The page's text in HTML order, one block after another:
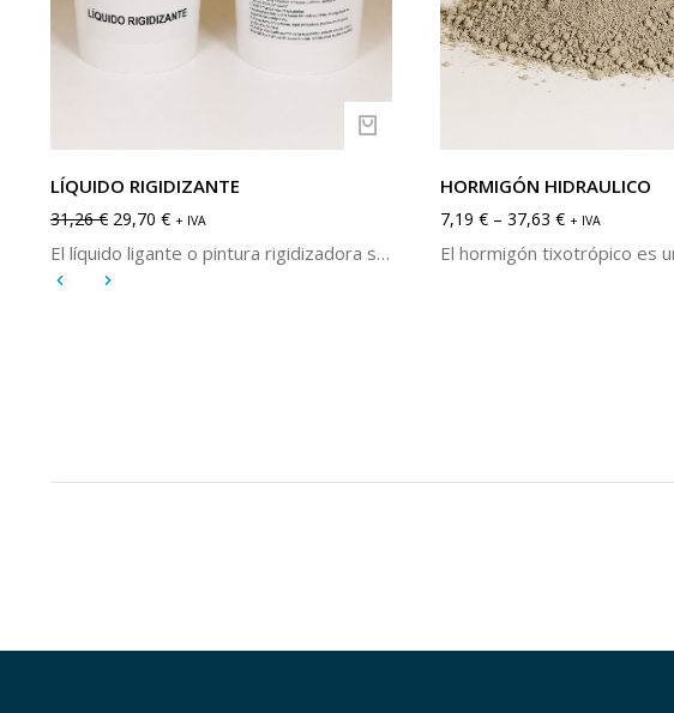
LÍQUIDO RIGIDIZANTE
31,26€ 29,70 € + IVA
El líquido ligante o pintura rigidizadora se utiliza en superficies revestidas con manta de fibra cerámica para así endurecerla y protegerla de una posible erosión por el flujo de gases a alta velocidad y temperatura.
HORMIGÓN HIDRAULICO
7,19 € – 37,63 € + IVA